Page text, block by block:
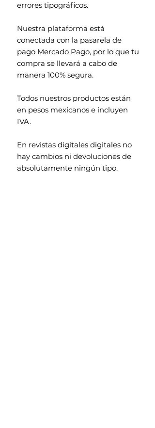
errores tipográficos.
Nuestra plataforma está
conectada con la pasarela de
pago Mercado Pago, por lo que tu
compra se llevará a cabo de
manera 100% segura.
Todos nuestros productos están
en pesos mexicanos e incluyen
IVA.
En revistas digitales digitales no
hay cambios ni devoluciones de
absolutamente ningún tipo.